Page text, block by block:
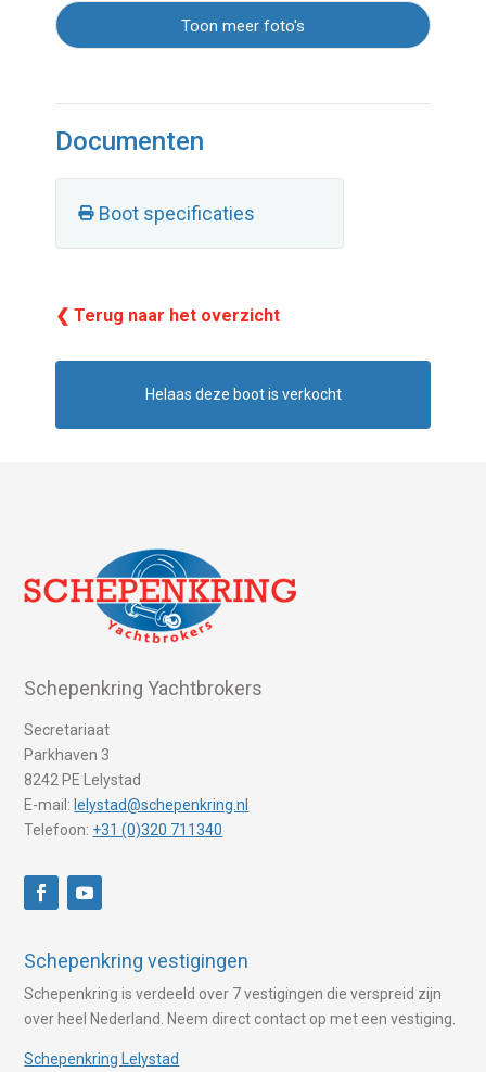
Toon meer foto's
Documenten
Boot specificaties
❮ Terug naar het overzicht
Helaas deze boot is verkocht
Schepenkring Yachtbrokers
Secretariaat
Parkhaven 3
8242 PE Lelystad
E-mail: lelystad@schepenkring.nl
Telefoon: +31 (0)320 711340
Schepenkring vestigingen
Schepenkring is verdeeld over 7 vestigingen die verspreid zijn
over heel Nederland. Neem direct contact op met een vestiging.
Schepenkring Lelystad